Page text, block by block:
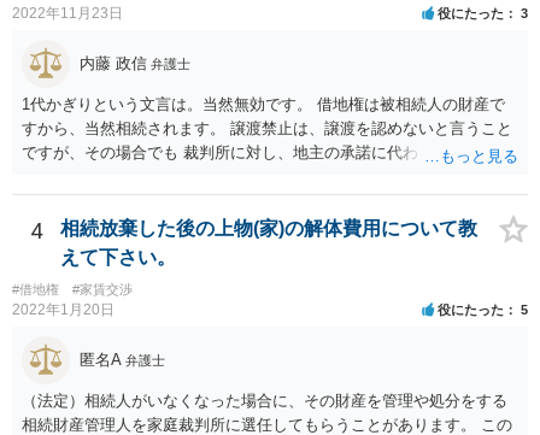
2022年11月23日 役にたった 3
内藤 政信 弁護士
1代かぎりという文言は。当然無効です。 借地権は被相続人の財産で
すから、当然相続されます。 譲渡禁止は、譲渡を認めないと言うこと
ですが、その場合でも 裁判所に対し、地主の承諾に代わる許可を求め
されるので消滅することはありません。
4
相続放棄した後の上物(家)の解体費用について教
えて下さい。
#借地権 #家賃交渉
2022年1月20日 役にたった 5
匿名A 弁護士
（法定）相続人がいなくなった場合に、その財産を管理や処分をする
相続財産管理人を家庭裁判所に選任してもらうことがあります。 この